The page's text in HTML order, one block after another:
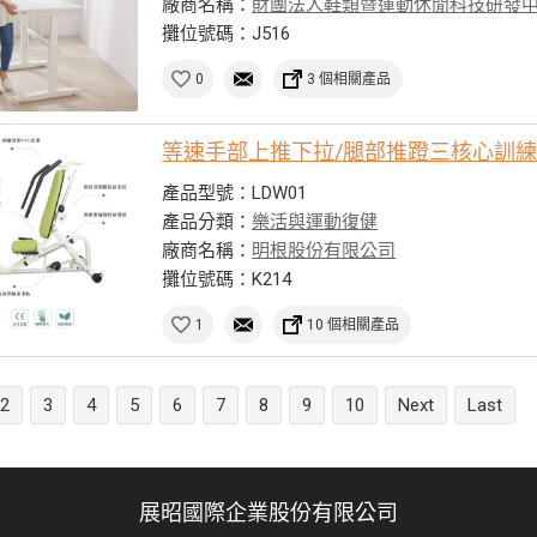
廠商名稱： 財團法人鞋類暨運動休閒科技研發
攤位號碼：J516
0 3 個相關產品
等速手部上推下拉/腿部推蹬三核心訓練
產品型號：LDW01
產品分類：樂活與運動復健
廠商名稱： 明根股份有限公司
攤位號碼：K214
1 10 個相關產品
2 3 4 5 6 7 8 9 10 Next Last
展昭國際企業股份有限公司